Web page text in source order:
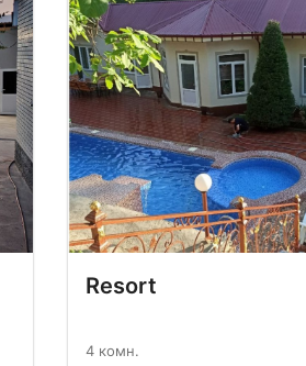
Resort
4 комн.